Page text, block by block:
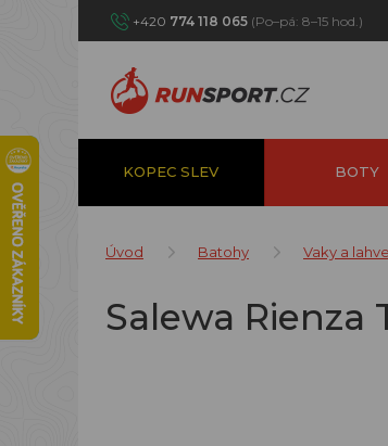
+420 774 118 065 (Po–pá: 8–15 hod.)
KOPEC SLEV BOTY
Úvod Batohy Vaky a
Salewa Rienza